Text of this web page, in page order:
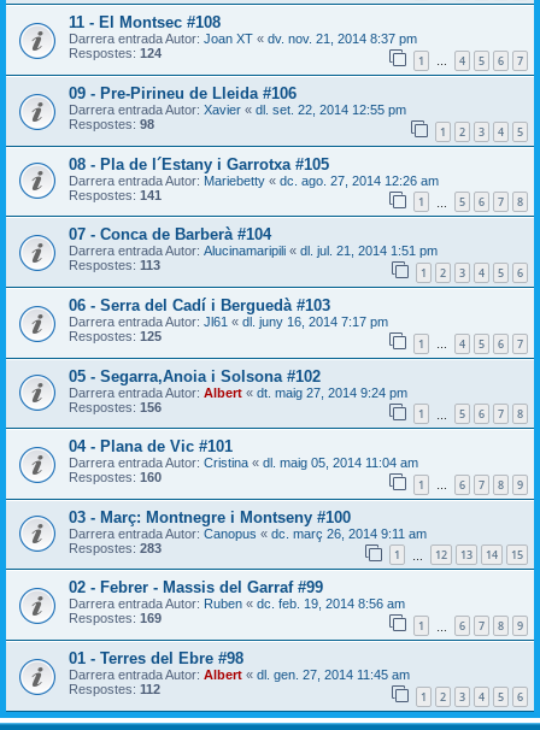
11 - El Montsec #108
Darrera entrada Autor: Joan XT « dv. nov. 21, 2014 8:37 pm
Respostes: 124 1 … 4 5 6 7
09 - Pre-Pirineu de Lleida #106
Darrera entrada Autor: Xavier « dl. set. 22, 2014 12:55 pm
Respostes: 98 1 2 3 4 5
08 - Pla de l´Estany i Garrotxa #105
Darrera entrada Autor: Mariebetty « dc. ago. 27, 2014 12:26 am
Respostes: 141 1 5 6 7 8
07 - Conca de Barberà #104
Darrera entrada Autor: Alucinamaripili « dl. jul. 21, 2014 1:51 pm
Respostes: 113 1 2 3 4 5 6
06 - Serra del Cadí i Berguedà #103
Darrera entrada Autor: Jl61 « dl. juny 16, 2014 7:17 pm
Respostes: 125 1 4 5 6 7
05 - Segarra,Anoia i Solsona #102
Darrera entrada Autor: Albert « dt. maig 27, 2014 9:24 pm
Respostes: 156 1 5 6 7 8
04 - Plana de Vic #101
Darrera entrada Autor: Cristina « dl. maig 05, 2014 11:04 am
Respostes: 160 1 … 6 7 8 9
03 - Març: Montnegre i Montseny #100
Darrera entrada Autor: Canopus « dc. març 26, 2014 9:11 am
Respostes: 283 1 12 13 14 15
02 - Febrer - Massis del Garraf #99
Darrera entrada Autor: Ruben « dc. feb. 19, 2014 8:56 am
Respostes: 169 1 6 7 8 9
01 - Terres del Ebre #98
Darrera entrada Autor: Albert « dl. gen. 27, 2014 11:45 am
Respostes: 112 1 2 3 4 5 6